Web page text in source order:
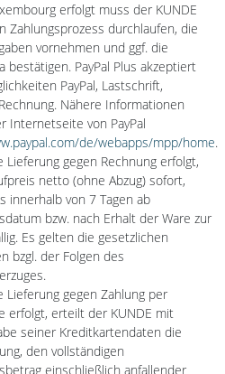
erfolgt muss der KUNDE
Zahlungsprozess durchlaufen, die
vornehmen und ggf. die
bestätigen. PayPal Plus akzeptiert
PayPal, Lastschrift,
Nähere Informationen
Internetseite von PayPal
de/webapps/mpp/home.
Lieferung gegen Rechnung erfolgt,
netto (ohne Abzug) sofort,
innerhalb von 7 Tagen ab
bzw. nach Erhalt der Ware zur
Es gelten die gesetzlichen
bzgl. der Folgen des
Lieferung gegen Zahlung per
erfolgt, erteilt der KUNDE mit
seiner Kreditkartendaten die
den vollständigen
einschließlich anfallender